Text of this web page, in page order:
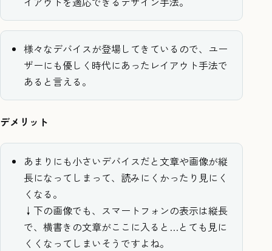
様々なデバイスが登場してきているので、ユー
ザーにも優しく時代にあったレイアウト手法で
あると言える。
デメリット
あまりにも小さいデバイスだと文章や画像が縦
長になってしまって、読みにくかったり見にく
くなる。
↓下の画像でも、スマートフォンの表示は縦長
で、横書きの文章がここに入ると…とても見に
くくなってしまいそうですよね。